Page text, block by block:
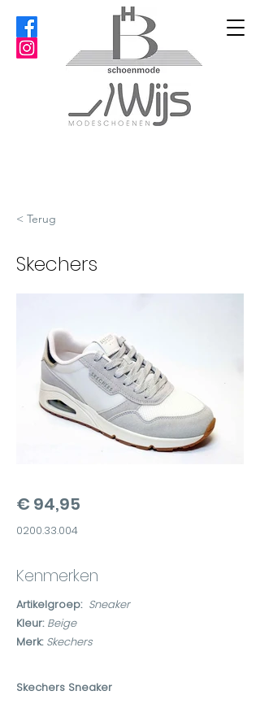
< Terug
Skechers
€ 94,95
0200.33.004
Kenmerken
Artikelgroep: Sneaker
Kleur:Beige
Merk:Skechers
Skechers Sneaker